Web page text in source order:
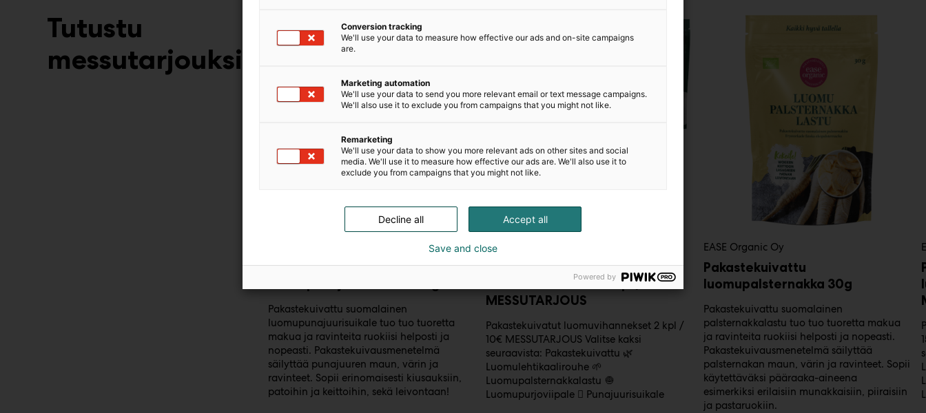
Tutustu
messutarjouksiin
Pakastekuivattu
Pakastekuivattu suomalainen
luomupunajuurisuikale tuo tuo tuoretta
makua ja ravinteita ruokiisi helposti ja
nopeasti. Pakastekuivausmenetelmä
säilyttää punajuuren maun, värin ja
ravinteet. Sopii erinomaisesti kiusauksiin,
patoihin ja keittoihin, sekä leivontaan!
-28%
EASE Organic Oy
Pakastekuivatut
luomuvihannekset 2 kpl / 10€
MESSUTARJOUS
Pakastekuivatut luomuvihannekset 2 kpl /
10€ MESSUTARJOUS Valitse kaksi
seuraavista: Pakastekuivattu 🌿
Luomulehtikaalirouhe 🌱
Luomupalsternakkalastu 🧅
Luomupurjoviipale 🫜 Punajuurisuikale
EASE Organic Oy
Pakastekuivattu
luomupalsternakka 30g
Pakastekuivattu suomalainen
palsternakkalastu tuo tuo tuoretta makua
ja ravinteita ruokiisi helposti ja nopeasti.
Pakastekuivausmenetelmä säilyttää
palsternakan maun, värin ja ravinteet. Sopii
käytettäväksi pääraaka-aineena
esimerkiksi erilaisiin munakkaisiin, piiraisiin
ja pastaruokiin.
Conversion tracking
We'll use your data to measure how effective our ads and on-site campaigns
are.
Marketing automation
We'll use your data to send you more relevant email or text message campaigns.
We'll also use it to exclude you from campaigns that you might not like.
Remarketing
We'll use your data to show you more relevant ads on other sites and social
media. We'll use it to measure how effective our ads are. We'll also use it to
exclude you from campaigns that you might not like.
Accept all
Decline all
Save and close
Powered by